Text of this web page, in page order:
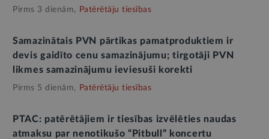
Pirms 3 dienām, Patērētāju tiesības
Samazinātais PVN pārtikas pamatproduktiem ir
devis gaidīto cenu samazinājumu; tirgotāji PVN
likmes samazinājumu ieviesuši korekti
Pirms 5 dienām, Patērētāju tiesības
PTAC: patērētājiem ir tiesības izvēlēties naudas
atmaksu par nenotikušo “Pitbull” koncertu